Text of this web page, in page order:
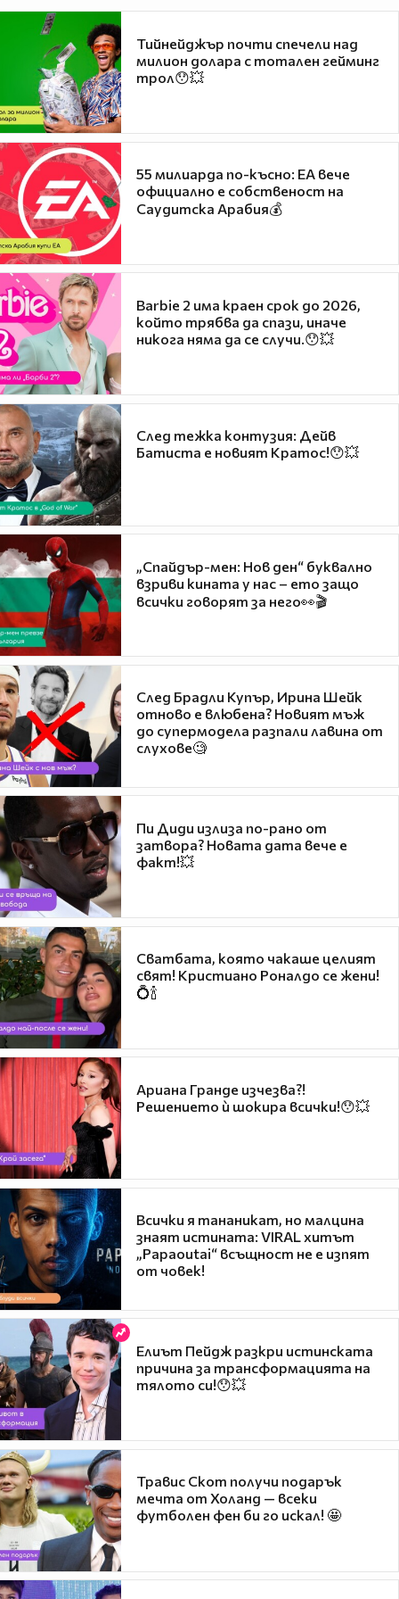
Тийнейджър почти спечели над
милион долара с тотален гейминг
трол😯💥
55 милиарда по-късно: EA вече
официално е собственост на
Саудитска Арабия💰
Barbie 2 има краен срок до 2026,
който трябва да спази, иначе
никога няма да се случи.😯💥
След тежка контузия: Дейв
Батиста е новият Кратос!😯💥
„Спайдър-мен: Нов ден“ буквално
взриви кината у нас – ето защо
всички говорят за него👀🎬
След Брадли Купър, Ирина Шейк
отново е влюбена? Новият мъж
до супермодела разпали лавина от
слухове🧐
Пи Диди излиза по-рано от
затвора? Новата дата вече е
факт!💥
Сватбата, която чакаше целият
свят! Кристиано Роналдо се жени!
💍🍾
Ариана Гранде изчезва?!
Решението ѝ шокира всички!😯💥
Всички я тананикат, но малцина
знаят истината: VIRAL хитът
„Papaoutai“ всъщност не е изпят
от човек!
Елиът Пейдж разкри истинската
причина за трансформацията на
тялото си!😯💥
Травис Скот получи подарък
мечта от Холанд — всеки
футболен фен би го искал! 🤩